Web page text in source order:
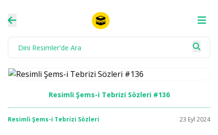
Resimli Şems-i Tebrizi Sözleri #136
Resimli Şems-i Tebrizi Sözleri 23 Eyl 2024